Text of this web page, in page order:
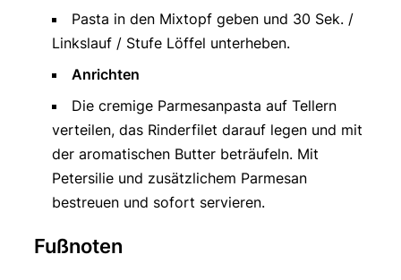
Pasta in den Mixtopf geben und 30 Sek. /
Linkslauf / Stufe Löffel unterheben.
Anrichten
Die cremige Parmesanpasta auf Tellern
verteilen, das Rinderfilet darauf legen und mit
der aromatischen Butter beträufeln. Mit
Petersilie und zusätzlichem Parmesan
bestreuen und sofort servieren.
Fußnoten